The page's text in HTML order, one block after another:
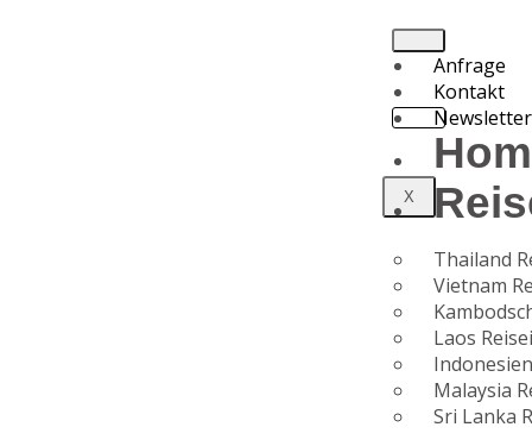
Anfrage
Kontakt
Newsletter
X
Thailand
Vietnam
Laos
Malaysia
Sri Lanka